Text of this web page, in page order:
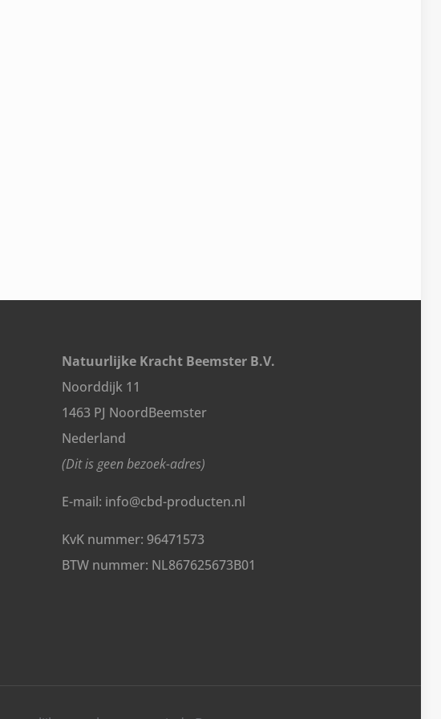
Natuurlijke Kracht Beemster B.V.
Noorddijk 11
1463 PJ NoordBeemster
Nederland
(Dit is geen bezoek-adres)
E-mail: info@cbd-producten.nl
KvK nummer: 96471573
BTW nummer: NL867625673B01